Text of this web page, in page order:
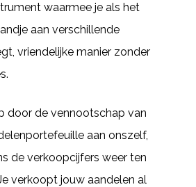
waarmee je als het
aan verschillende
vriendelijke manier zonder
door de vennootschap van
aan onszelf,
de verkoopcijfers weer ten
verkoopt jouw aandelen al